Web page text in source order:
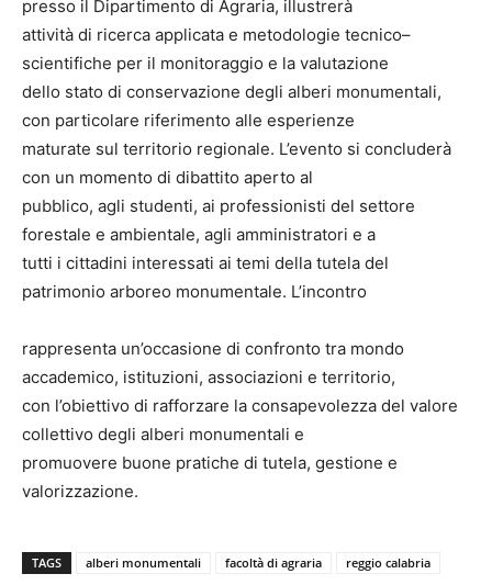
presso il Dipartimento di Agraria, illustrerà
attività di ricerca applicata e metodologie tecnico–
scientifiche per il monitoraggio e la valutazione
dello stato di conservazione degli alberi monumentali,
con particolare riferimento alle esperienze
maturate sul territorio regionale. L’evento si concluderà
con un momento di dibattito aperto al
pubblico, agli studenti, ai professionisti del settore
forestale e ambientale, agli amministratori e a
tutti i cittadini interessati ai temi della tutela del
patrimonio arboreo monumentale. L’incontro
rappresenta un’occasione di confronto tra mondo
accademico, istituzioni, associazioni e territorio,
con l’obiettivo di rafforzare la consapevolezza del valore
collettivo degli alberi monumentali e
promuovere buone pratiche di tutela, gestione e
valorizzazione.
TAGS alberi monumentali facoltà di agraria reggio calabria